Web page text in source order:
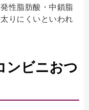
性脂肪酸・中鎖脂
りにくいといわれ
ンビニおつ